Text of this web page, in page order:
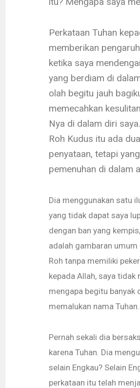
Perkataan Tuhan
memberikan
ketika saya
yang berdiam di
olah begitu jauh
memecahkan
Nya di dalam diri
Roh Kudus itu ada
penyataan, tetapi
pemenuhan di dalam
Dia menggunakan satu
yang tidak dapat saya
dengan ban yang
adalah gambaran
Roh tanpa memiliki
kepada Allah, saya
mengapa begitu banyak
memalukan nama Tuhan.
Pernah sekali dia
karena Tuhan. Dia
selain Engkau? Selain
perkataan itu telah